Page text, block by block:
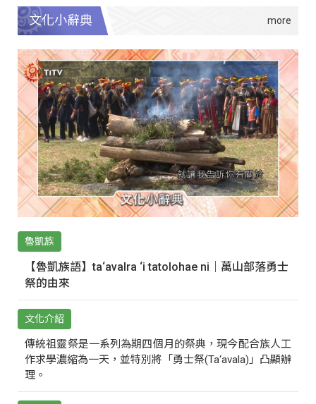
文化小辭典
魯凱族
【魯凱族語】ta‘avalra ‘i tatolohae ni｜萬山部落勇士
祭的由來
文化介紹
傳統祖靈祭是一系列為期四個月的祭典，現今配合族人工
作求學濃縮為一天，並特別將「勇士祭(Ta‘avala)」凸顯辦
理。